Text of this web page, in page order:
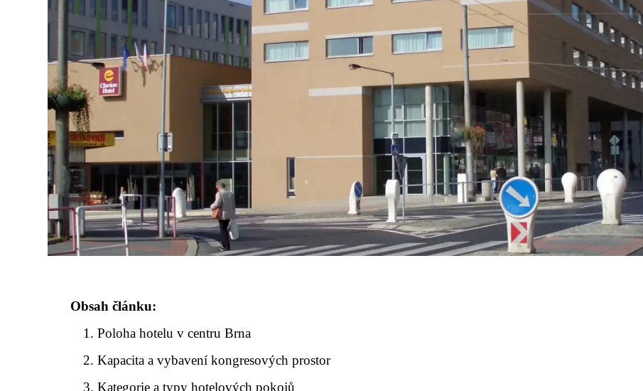
Obsah článku:
Poloha hotelu v centru Brna
Kapacita a vybavení kongresových prostor
Kategorie a typy hotelových pokojů